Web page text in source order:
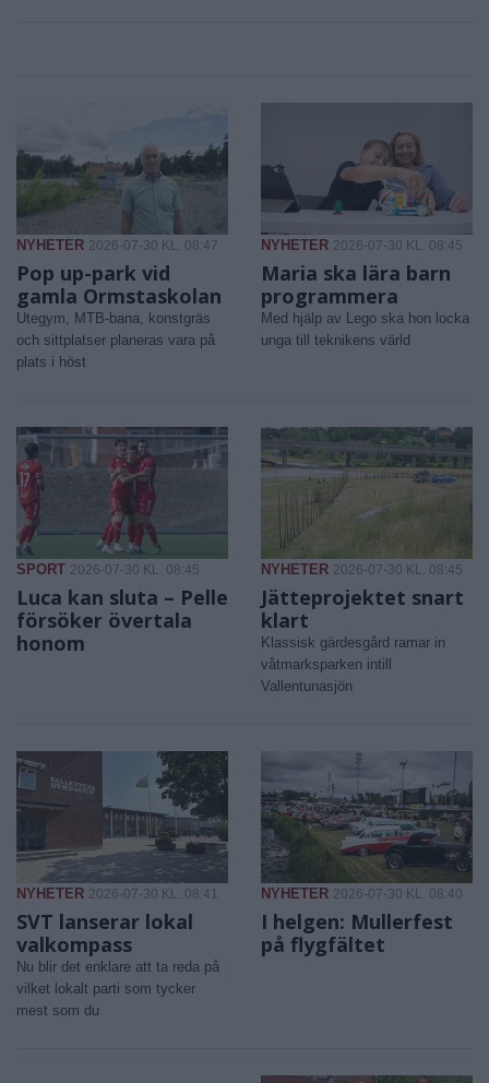
NYHETER 2026-07-30 KL. 08:47
Pop up-park vid
gamla Ormstaskolan
Utegym, MTB-bana, konstgräs
och sittplatser planeras vara på
plats i höst
NYHETER 2026-07-30 KL. 08:45
Maria ska lära barn
programmera
Med hjälp av Lego ska hon locka
unga till teknikens värld
SPORT 2026-07-30 KL. 08:45
Luca kan sluta – Pelle
försöker övertala
honom
NYHETER 2026-07-30 KL. 08:45
Jätteprojektet snart
klart
Klassisk gärdesgård ramar in
våtmarksparken intill
Vallentunasjön
NYHETER 2026-07-30 KL. 08:41
SVT lanserar lokal
valkompass
Nu blir det enklare att ta reda på
vilket lokalt parti som tycker
mest som du
NYHETER 2026-07-30 KL. 08:40
I helgen: Mullerfest
på flygfältet